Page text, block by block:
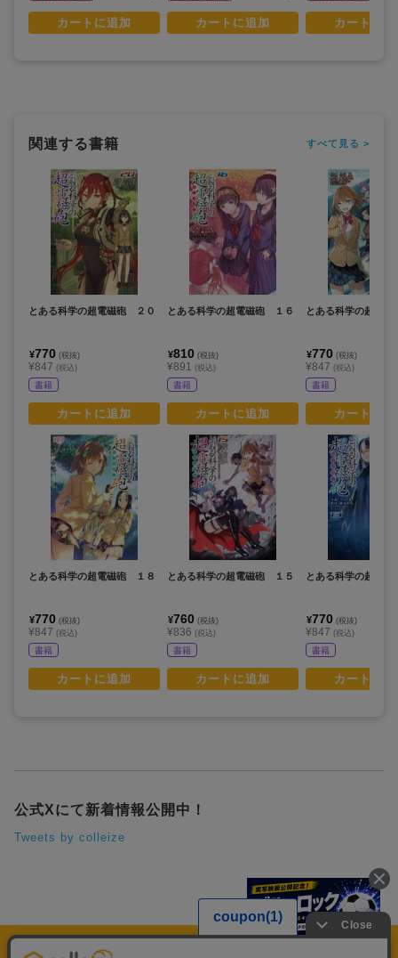
カートに追加 カートに追加 カートに
関連する書籍 すべて見る >
とある科学の超電磁砲 ２０
¥770 (税抜)
¥847 (税込)
書籍
カートに追加
とある科学の超電磁砲 １８
¥770 (税抜)
¥847 (税込)
書籍
カートに追加
とある科学の超電磁砲 １６
¥810 (税抜)
¥891 (税込)
書籍
カートに追加
とある科学の超電磁砲 １５
¥760 (税抜)
¥836 (税込)
書籍
カートに追加
とある科学の超電
¥770 (税抜)
¥847 (税込)
書籍
カートに
とある科学の超電
¥770 (税抜)
¥847 (税込)
書籍
カートに
公式Xにて新着情報公開中！
Tweets by colleize